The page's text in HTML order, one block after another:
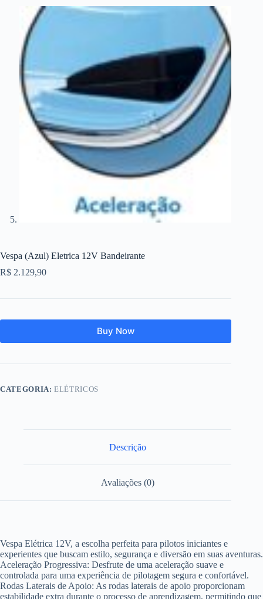
Vespa (Azul) Eletrica 12V Bandeirante
R$ 2.129,90
Buy Now
CATEGORIA:ELÉTRICOS
Descrição
Avaliações (0)
Vespa Elétrica 12V, a escolha perfeita para pilotos iniciantes e
experientes que buscam estilo, segurança e diversão em suas aventuras.
Aceleração Progressiva: Desfrute de uma aceleração suave e
controlada para uma experiência de pilotagem segura e confortável.
Rodas Laterais de Apoio: As rodas laterais de apoio proporcionam
estabilidade extra durante o processo de aprendizagem, permitindo que